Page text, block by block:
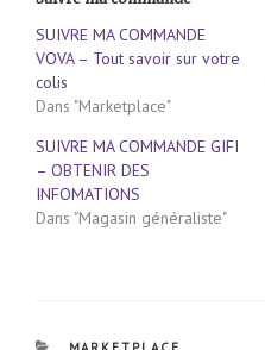
SUIVRE MA COMMANDE
VOVA – Tout savoir sur votre
colis
Dans "Marketplace"
SUIVRE MA COMMANDE GIFI
– OBTENIR DES
INFOMATIONS
Dans "Magasin généraliste"
CATÉGORIES